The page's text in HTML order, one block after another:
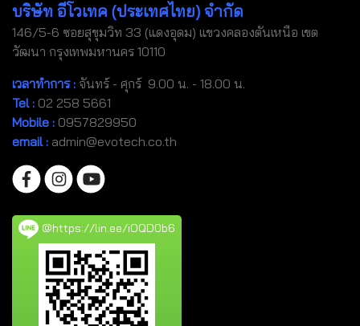
บริษัท อีโวเทค (ประเทศไทย) จำกัด
146/5-6 ซอยสุขุมวิท 33 (แดงอุดม) แขวงคลองตันเหนือ เขต
วัฒนา กรุงเทพมหานคร 10110
เวลาทำการ : จันทร์ - ศุกร์ 9.00 น. - 18.00 น.
Tel : 02 258 5661
Mobile : 0957829950
email : admin@evotech.co.th
@https://lin.ee/iOQD0b6